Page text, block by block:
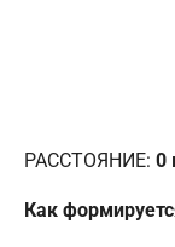
РАССТОЯНИЕ: 0
Как